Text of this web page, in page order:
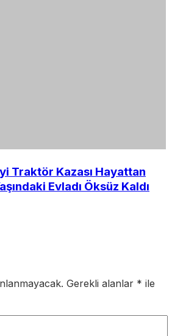
Traktör Kazası Hayattan
Evladı Öksüz Kaldı
Gerekli alanlar * ile